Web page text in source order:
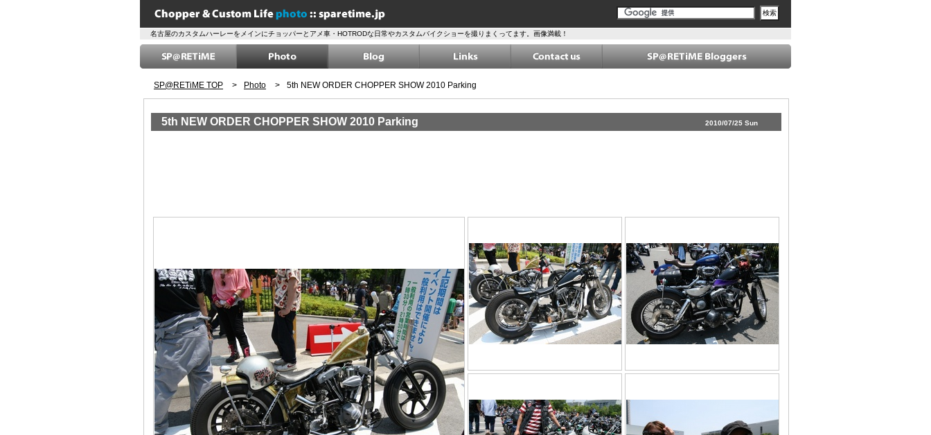
名古屋のカスタムハーレーをメインにチョッパーとアメ車・HOTRODな日常やカスタムバイクショーを撮りまくってます。画像満載！
SP@RETiME TOP > Photo > 5th NEW ORDER CHOPPER SHOW 2010 Parking
5th NEW ORDER CHOPPER SHOW 2010 Parking 2010/07/25 Sun